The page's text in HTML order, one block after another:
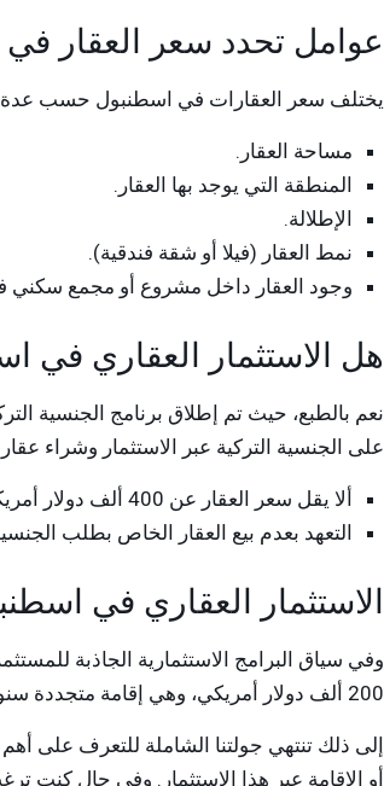
عوامل تحدد سعر العقار
يختلف سعر العقارات في اسطنبول حسب
مساحة العقار.
المنطقة التي يوجد بها العقار.
الإطلالة.
نمط العقار (فيلا أو شقة فندقية).
وجود العقار داخل مشروع أو مجمع سكني
هل الاستثمار العقاري في
نعم بالطبع، حيث تم إطلاق برنامج الجنسية
على الجنسية التركية عبر الاستثمار وشراء
ألا يقل سعر العقار عن 400 ألف دولار أمريكي (مع إمكانية شراء أكثر من عقار ولكن يشترط ألا تقل القيمة الإجمالية عن ذلك المبلغ).
التعهد بعدم بيع العقار الخاص بطلب الجنسية
الاستثمار العقاري في
وفي سياق البرامج الاستثمارية الجاذبة
200 ألف دولار أمريكي، وهي إقامة متجددة سنوياً دون قيود جديدة سوى استمرارية تملك العقار.
إلى ذلك تنتهي جولتنا الشاملة للتعرف على
أو الإقامة عبر هذا الاستثمار. وفي حال